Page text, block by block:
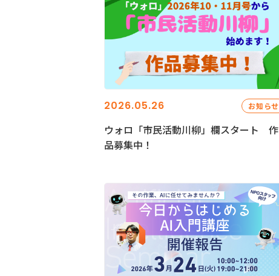
2026.05.26 お知らせ
ウォロ「市民活動川柳」欄スタート 作
品募集中！